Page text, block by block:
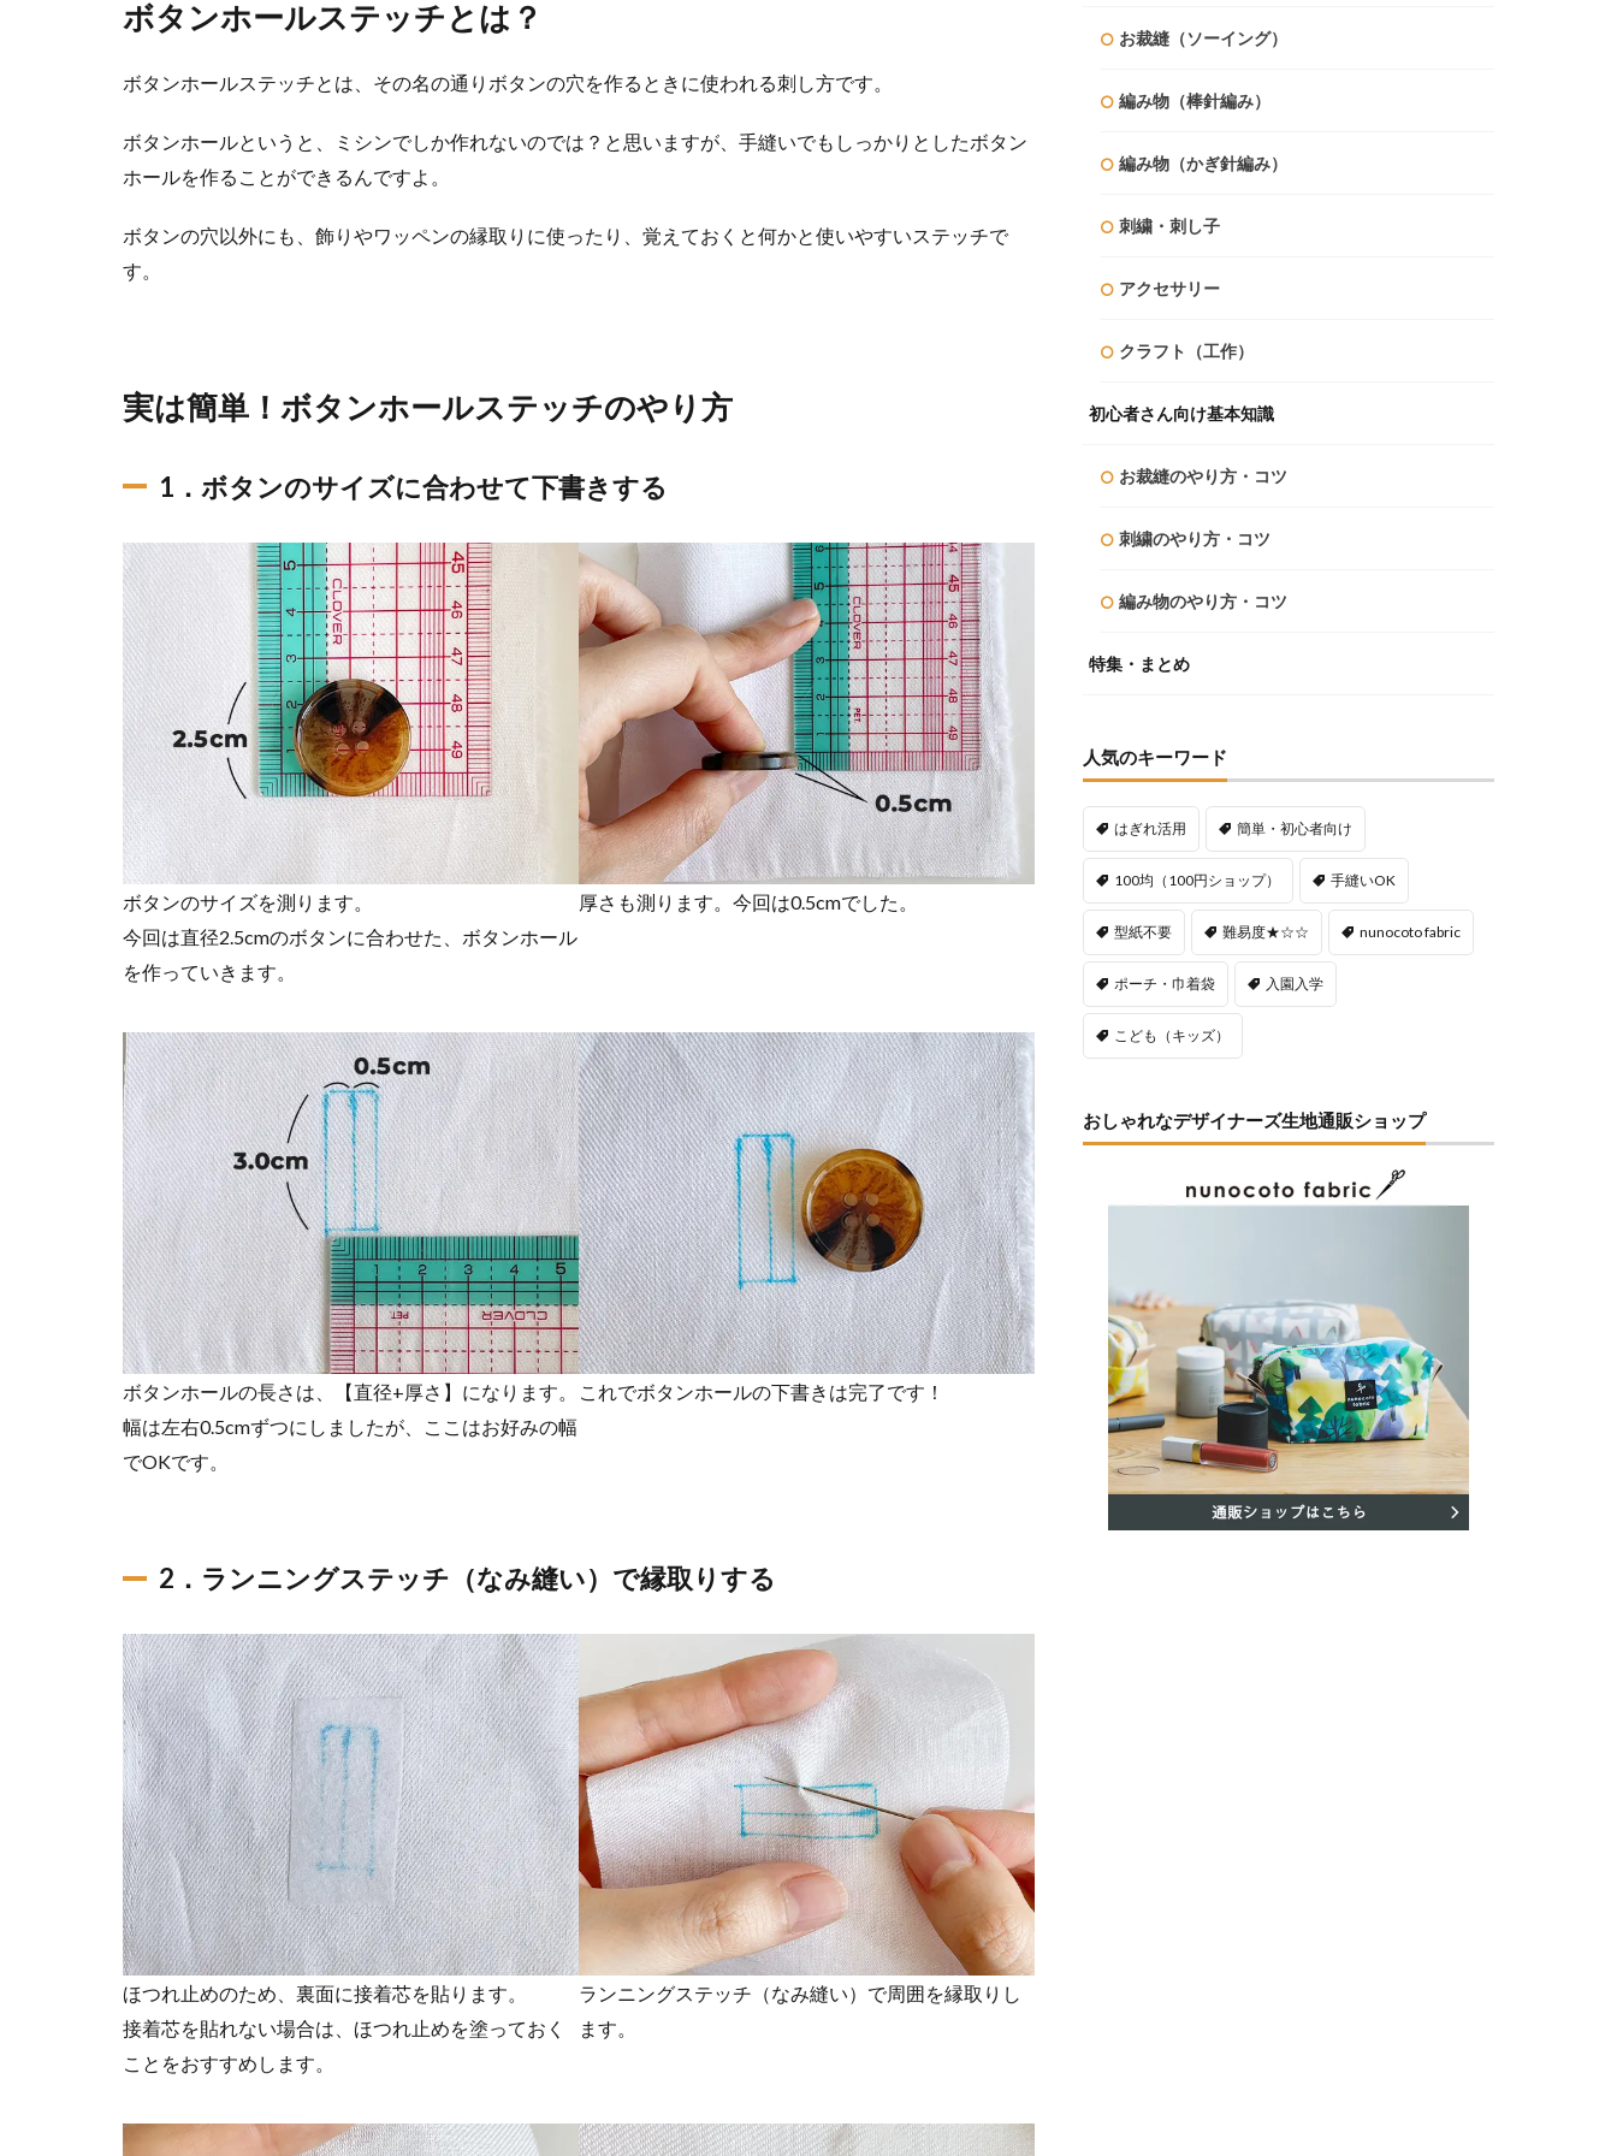
ボタンホールステッチとは？
ボタンホールステッチとは、その名の通りボタンの穴を作るときに使われる刺し方です。
ボタンホールというと、ミシンでしか作れないのでは？と思いますが、手縫いでもしっかりとしたボタン
ホールを作ることができるんですよ。
ボタンの穴以外にも、飾りやワッペンの縁取りに使ったり、覚えておくと何かと使いやすいステッチで
す。
実は簡単！ボタンホールステッチのやり方
1．ボタンのサイズに合わせて下書きする
ボタンのサイズを測ります。
今回は直径2.5cmのボタンに合わせた、ボタンホール
を作っていきます。
厚さも測ります。今回は0.5cmでした。
ボタンホールの長さは、【直径+厚さ】になります。
幅は左右0.5cmずつにしましたが、ここはお好みの幅
でOKです。
これでボタンホールの下書きは完了です！
2．ランニングステッチ（なみ縫い）で縁取りする
ほつれ止めのため、裏面に接着芯を貼ります。
接着芯を貼れない場合は、ほつれ止めを塗っておく
ことをおすすめします。
ランニングステッチ（なみ縫い）で周囲を縁取りし
ます。
お裁縫（ソーイング）
編み物（棒針編み）
編み物（かぎ針編み）
刺繍・刺し子
アクセサリー
クラフト（工作）
初心者さん向け基本知識
お裁縫のやり方・コツ
刺繍のやり方・コツ
編み物のやり方・コツ
特集・まとめ
人気のキーワード
はぎれ活用 簡単・初心者向け
100均（100円ショップ） 手縫いOK
型紙不要 難易度★☆☆ nunocoto fabric
ポーチ・巾着袋 入園入学
こども（キッズ）
おしゃれなデザイナーズ生地通販ショップ